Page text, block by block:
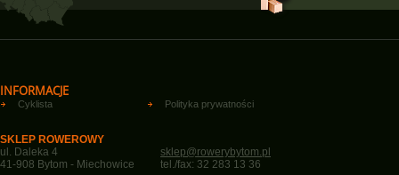
INFORMACJE
Cyklista Polityka prywatności
SKLEP ROWEROWY
ul. Daleka 4
41-908 Bytom - Miechowice
sklep@rowerybytom.pl
tel./fax: 32 283 13 36